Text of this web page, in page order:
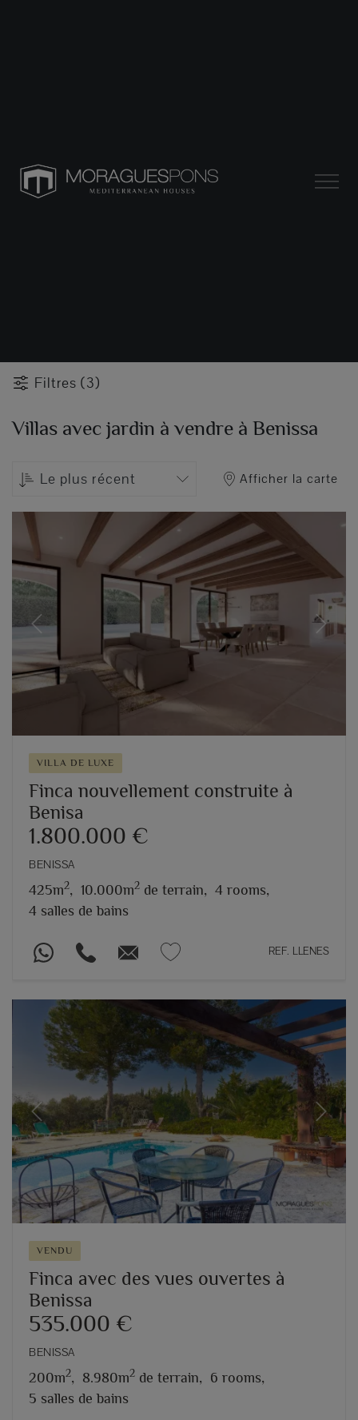
Filtres (3)
Villas avec jardin à vendre à Benissa
Le plus récent Afficher la carte
Previous Next
VILLA DE LUXE
Finca nouvellement construite à
Benisa
1.800.000 €
BENISSA
425m2, 10.000m2 de terrain, 4 rooms,
4 salles de bains
REF. LLENES
Previous Next
VENDU
Finca avec des vues ouvertes à
Benissa
535.000 €
BENISSA
200m2, 8.980m2 de terrain, 6 rooms,
5 salles de bains